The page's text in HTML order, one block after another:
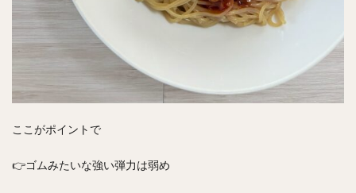
ここがポイントで
👉ゴムみたいな強い弾力は弱め